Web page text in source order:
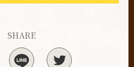
SHARE